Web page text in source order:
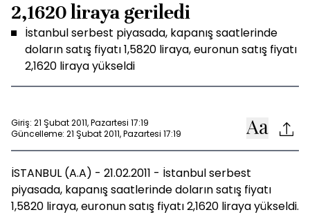
2,1620 liraya geriledi
İstanbul serbest piyasada, kapanış saatlerinde
doların satış fiyatı 1,5820 liraya, euronun satış fiyatı
2,1620 liraya yükseldi
Giriş: 21 Şubat 2011, Pazartesi 17:19
Güncelleme: 21 Şubat 2011, Pazartesi 17:19
İSTANBUL (A.A) - 21.02.2011 - İstanbul serbest
piyasada, kapanış saatlerinde doların satış fiyatı
1,5820 liraya, euronun satış fiyatı 2,1620 liraya yükseldi.